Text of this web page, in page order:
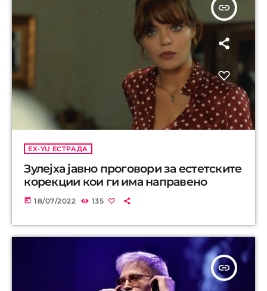
insert_link
EX-YU ЕСТРАДА
Зулејха јавно проговори за естетските
корекции кои ги има направено
today 18/07/2022 135
insert_link